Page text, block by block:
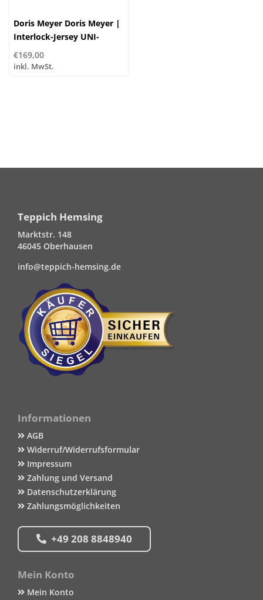
Doris Meyer Doris Meyer |
Interlock-Jersey UNI-
WENDE col. 27/46
€169,00
inkl. MwSt.
Teppich Hemsing
Marktstr. 148
46045 Oberhausen
info@teppich-hemsing.de
Informationen
AGB
Widerruf/Widerrufsformular
Impressum
Zahlung und Versand
Datenschutzerklärung
Zahlungsmöglichkeiten
+49 208 8848940
Mein Konto
Mein Konto